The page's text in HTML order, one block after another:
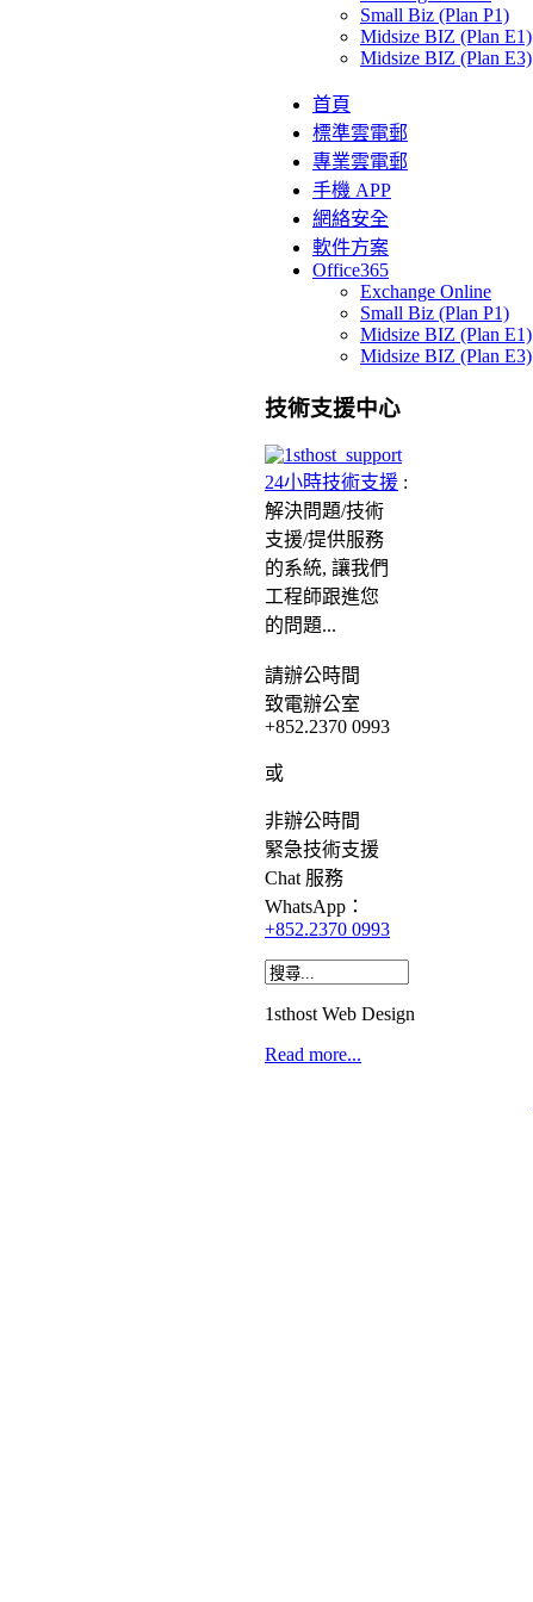
Small Biz (Plan P1)
Midsize BIZ (Plan E1)
Midsize BIZ (Plan E3)
首頁
標準雲電郵
專業雲電郵
手機 APP
網絡安全
軟件方案
Office365
Exchange Online
Small Biz (Plan P1)
Midsize BIZ (Plan E1)
Midsize BIZ (Plan E3)
技術支援中心
24小時技術支援 :
解決問題/技術
支援/提供服務
的系統, 讓我們
工程師跟進您
的問題...
請辦公時間
致電辦公室
+852.2370 0993
或
非辦公時間
緊急技術支援
Chat 服務
WhatsApp：
+852.2370 0993
1sthost Web Design
Read more...